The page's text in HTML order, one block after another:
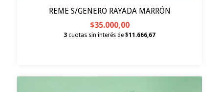
REME S/GENERO RAYADA MARRÓN
$35.000,00
3 cuotas sin interés de $11.666,67